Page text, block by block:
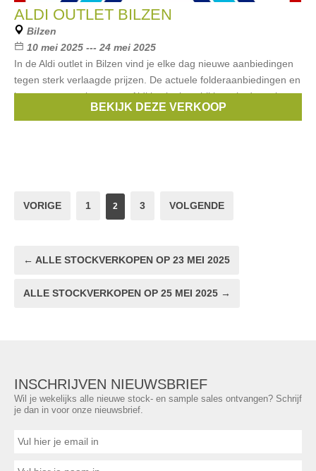
ALDI OUTLET BILZEN
Bilzen
10 mei 2025 --- 24 mei 2025
In de Aldi outlet in Bilzen vind je elke dag nieuwe aanbiedingen
tegen sterk verlaagde prijzen. De actuele folderaanbiedingen en
het vaste assortiment van Aldi is niet beschikbaar in de outlet.
BEKIJK DEZE VERKOOP
VORIGE 1 2 3 VOLGENDE
← ALLE STOCKVERKOPEN OP 23 MEI 2025
ALLE STOCKVERKOPEN OP 25 MEI 2025 →
INSCHRIJVEN NIEUWSBRIEF
Wil je wekelijks alle nieuwe stock- en sample sales ontvangen? Schrijf
je dan in voor onze nieuwsbrief.